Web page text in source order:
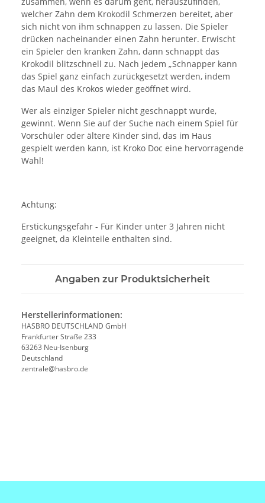
welcher Zahn dem Krokodil Schmerzen bereitet, aber
sich nicht von ihm schnappen zu lassen. Die Spieler
drücken nacheinander einen Zahn herunter. Erwischt
ein Spieler den kranken Zahn, dann schnappt das
Krokodil blitzschnell zu. Nach jedem „Schnapper kann
das Spiel ganz einfach zurückgesetzt werden, indem
das Maul des Krokos wieder geöffnet wird.
Wer als einziger Spieler nicht geschnappt wurde,
gewinnt. Wenn Sie auf der Suche nach einem Spiel für
Vorschüler oder ältere Kinder sind, das im Haus
gespielt werden kann, ist Kroko Doc eine hervorragende
Wahl!
Achtung:
Erstickungsgefahr - Für Kinder unter 3 Jahren nicht
geeignet, da Kleinteile enthalten sind.
Angaben zur Produktsicherheit
Herstellerinformationen:
HASBRO DEUTSCHLAND GmbH
Frankfurter Straße 233
63263 Neu-Isenburg
Deutschland
zentrale@hasbro.de